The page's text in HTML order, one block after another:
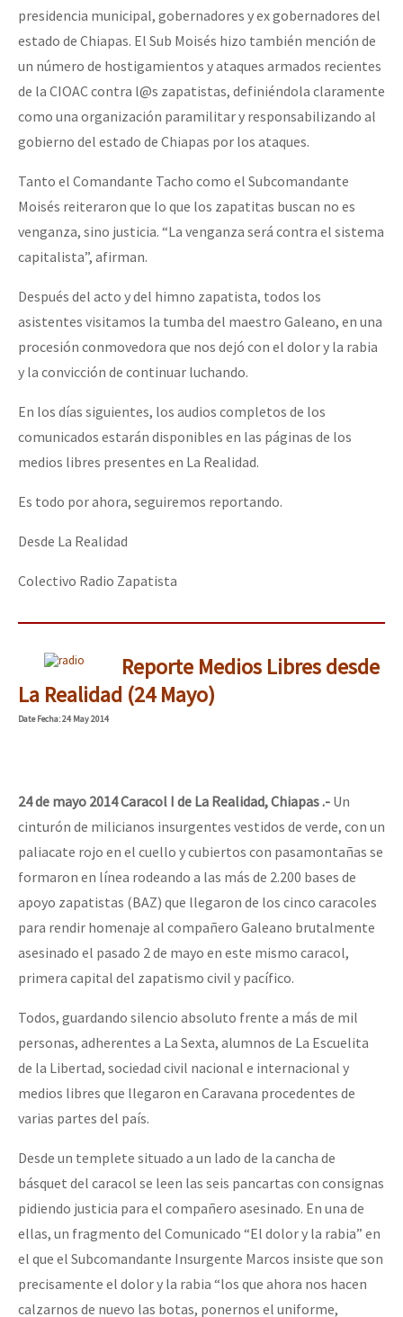
presidencia municipal, gobernadores y ex gobernadores del
estado de Chiapas. El Sub Moisés hizo también mención de
un número de hostigamientos y ataques armados recientes
de la CIOAC contra l@s zapatistas, definiéndola claramente
como una organización paramilitar y responsabilizando al
gobierno del estado de Chiapas por los ataques.
Tanto el Comandante Tacho como el Subcomandante
Moisés reiteraron que lo que los zapatitas buscan no es
venganza, sino justicia. “La venganza será contra el sistema
capitalista”, afirman.
Después del acto y del himno zapatista, todos los
asistentes visitamos la tumba del maestro Galeano, en una
procesión conmovedora que nos dejó con el dolor y la rabia
y la convicción de continuar luchando.
En los días siguientes, los audios completos de los
comunicados estarán disponibles en las páginas de los
medios libres presentes en La Realidad.
Es todo por ahora, seguiremos reportando.
Desde La Realidad
Colectivo Radio Zapatista
Reporte Medios Libres desde
La Realidad (24 Mayo)
DateFecha: 24 May 2014
24 de mayo 2014 Caracol I de La Realidad, Chiapas .- Un
cinturón de milicianos insurgentes vestidos de verde, con un
paliacate rojo en el cuello y cubiertos con pasamontañas se
formaron en línea rodeando a las más de 2.200 bases de
apoyo zapatistas (BAZ) que llegaron de los cinco caracoles
para rendir homenaje al compañero Galeano brutalmente
asesinado el pasado 2 de mayo en este mismo caracol,
primera capital del zapatismo civil y pacífico.
Todos, guardando silencio absoluto frente a más de mil
personas, adherentes a La Sexta, alumnos de La Escuelita
de la Libertad, sociedad civil nacional e internacional y
medios libres que llegaron en Caravana procedentes de
varias partes del país.
Desde un templete situado a un lado de la cancha de
básquet del caracol se leen las seis pancartas con consignas
pidiendo justicia para el compañero asesinado. En una de
ellas, un fragmento del Comunicado “El dolor y la rabia” en
el que el Subcomandante Insurgente Marcos insiste que son
precisamente el dolor y la rabia “los que ahora nos hacen
calzarnos de nuevo las botas, ponernos el uniforme,